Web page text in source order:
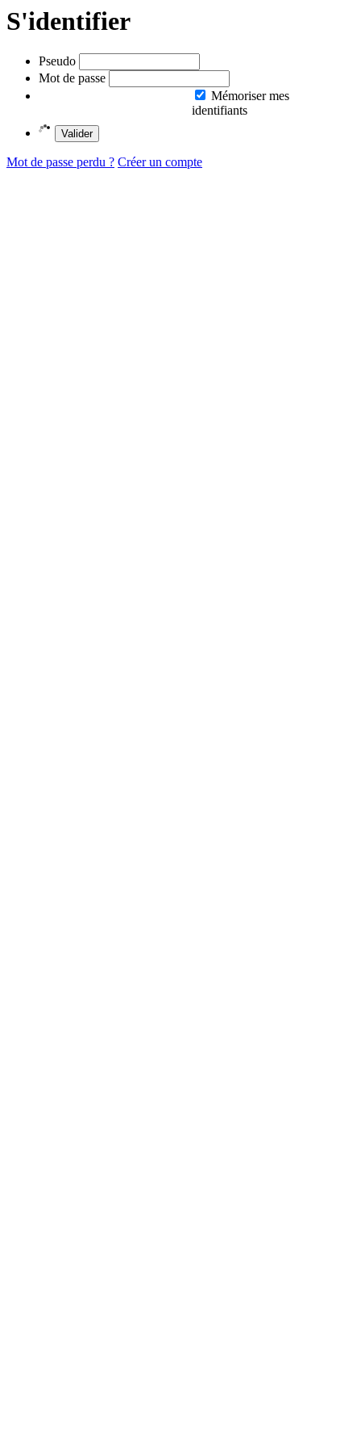
S'identifier
Pseudo
Mot de passe
Mémoriser mes
identifiants
Valider
Mot de passe perdu ? Créer un compte